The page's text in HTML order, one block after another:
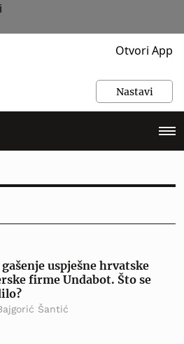
Otvori App
Nastavi
uspješne hrvatske
firme Undabot. Što se
Šantić